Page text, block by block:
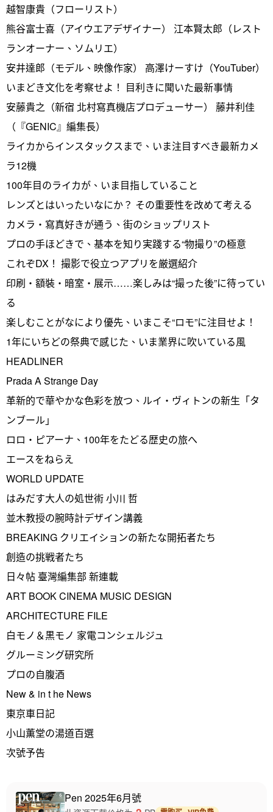
越智康貴（フローリスト）
熊谷富士喜（アイウエアデザイナー） 江本賢太郎（レスト
ランオーナー、ソムリエ）
安井達郎（モデル、映像作家） 高澤けーすけ（YouTuber）
いまどき文化を考察せよ！ 目利きに聞いた最新事情
安藤貴之（新宿 北村寫真機店プロデューサー） 藤井利佳
（『GENIC』編集長）
ライカからインスタックスまで、いま注目すべき最新カメ
ラ12機
100年目のライカが、いま目指していること
レンズとはいったいなにか？ その重要性を改めて考える
カメラ・寫真好きが通う、街のショップリスト
プロの手ほどきで、基本を知り実踐する“物撮り”の極意
これぞDX！ 撮影で役立つアプリを厳選紹介
印刷・額裝・暗室・展示……楽しみは“撮った後”に待ってい
る
楽しむことがなにより優先、いまこそ“ロモ”に注目せよ！
1年にいちどの祭典で感じた、いま業界に吹いている風
HEADLINER
Prada A Strange Day
革新的で華やかな色彩を放つ、ルイ・ヴィトンの新生「タ
ンブール」
ロロ・ピアーナ、100年をたどる歴史の旅へ
エースをねらえ
WORLD UPDATE
はみだす大人の処世術 小川 哲
並木教授の腕時計デザイン講義
BREAKING クリエイションの新たな開拓者たち
創造の挑戦者たち
日々帖 臺灣編集部 新連載
ART BOOK CINEMA MUSIC DESIGN
ARCHITECTURE FILE
白モノ＆黒モノ 家電コンシェルジュ
グルーミング研究所
プロの自腹酒
New & in t he News
東京車日記
小山薫堂の湯道百選
次號予告
Pen 2025年6月號